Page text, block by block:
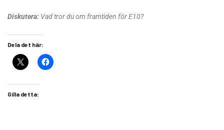
Diskutera: Vad tror du om framtiden för E10?
Dela det här:
Gilla detta: